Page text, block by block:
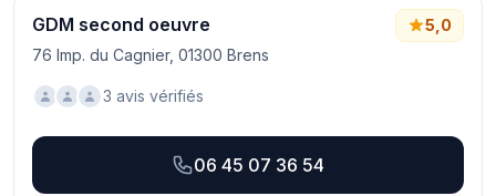
GDM second oeuvre
76 Imp. du Cagnier, 01300 Brens
5,0
3 avis vérifiés
06 45 07 36 54